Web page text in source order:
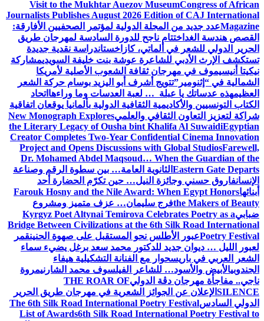
Visit to the Mukhtar Auezov MuseumCongress of African
Journalists Publishes August 2026 Edition of CAJ International
Magazineعدد جديد من المجلة الدولية لمؤتمر الصحفيين الأفارقة:
القصص هندسة الغد اختتام ناجح للدورة السادسة لمهرجان طريق
الحرير الدولي للشعر في ألماتي، كازاخستاندراسة نقدية جديدة
تستكشف الإرث الأدبي للشاعرة عوشة بنت خليفة السويديمشاركة
نيكيتا أنيسيموف في مهرجان ثقافة الشعوب الأصلية لأمريكا
الشمالية في “إثنومير”تتويج أشرف أبو اليزيد بوسام حركة الشعر
العظيمهذه عدساتك يا عبلة … لعبة العدسات وما وراءها اتحاد
الكتاب التونسيين والأكاديمية الثقافية الدولية بألمانيا يوقعان اتفاقية
شراكة لتعزيز التعاون الثقافي والعلميNew Monograph Explores
the Literary Legacy of Ousha bint Khalifa Al SuwaidiEgyptian
Creator Completes Two-Year Confidential Cinema Innovation
Project and Opens Discussions with Global StudiosFarewell,
Dr. Mohamed Abdel Maqsoud… When the Guardian of the
Eastern Gate Departs الثانوية العامة… بين سطوة الرقم وصناعة
الإنسانفاروق حسني وجائزة النيل… حين تكرّم الحضارة أحد
أبنائهاFarouk Hosny and the Nile Award: When Egypt Honors
the Makers of Beautyفرج سليمان… عزف متميز ومشروع
ضبابيKyrgyz Poet Altynai Temirova Celebrates Poetry as a
Bridge Between Civilizations at the 6th Silk Road International
Poetry Festivalعبور الأطلس نحو المستقبل على صهوة الحنينقمر
لعبور الليل … ديوان جديد للدكتور محمد سعد برغل يضيء سماء
الشعر العربي في باريسحوار مع الفنانة التشكيلية هيفاء
الجندوبيالأبيض والأسود… للشاعر الفيلسوف محمد الشارنيمروة
ناجي.. مفاجأة مهرجان دڨة الدوليTHE ROAR OF
SILENCE الإعلان عن الجوائز الشعرية في مهرجان طريق الحرير
الدولي السادسThe 6th Silk Road International Poetry Festival
List of Awards6th Silk Road International Poetry Festival to